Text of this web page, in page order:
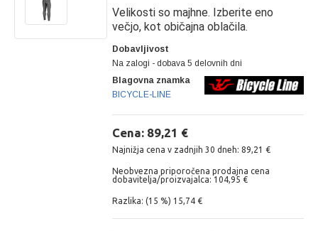
Velikosti so majhne. Izberite eno
večjo, kot običajna oblačila.
Dobavljivost
Na zalogi - dobava 5 delovnih dni
Blagovna znamka
BICYCLE-LINE
Cena: 89,21 €
Najnižja cena v zadnjih 30 dneh: 89,21 €
Neobvezna priporočena prodajna cena
dobavitelja/proizvajalca: 104,95 €
Razlika: (15 %) 15,74 €